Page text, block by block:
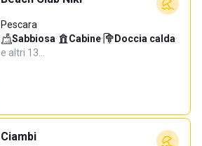
Pescara
Sabbiosa· Cabine· Doccia calda·
e altri 13…
Ciambi